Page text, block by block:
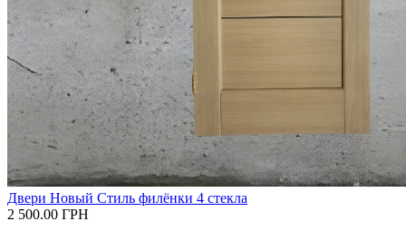
Двери Новый Стиль филёнки 4 стекла
2 500.00 ГРН